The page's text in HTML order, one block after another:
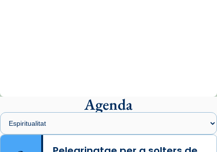
Arquebisbat de Barcelona
2 weeks ago
Memòria de les santes Juliana i
Semproniana, verges i màrtirs.
Agenda